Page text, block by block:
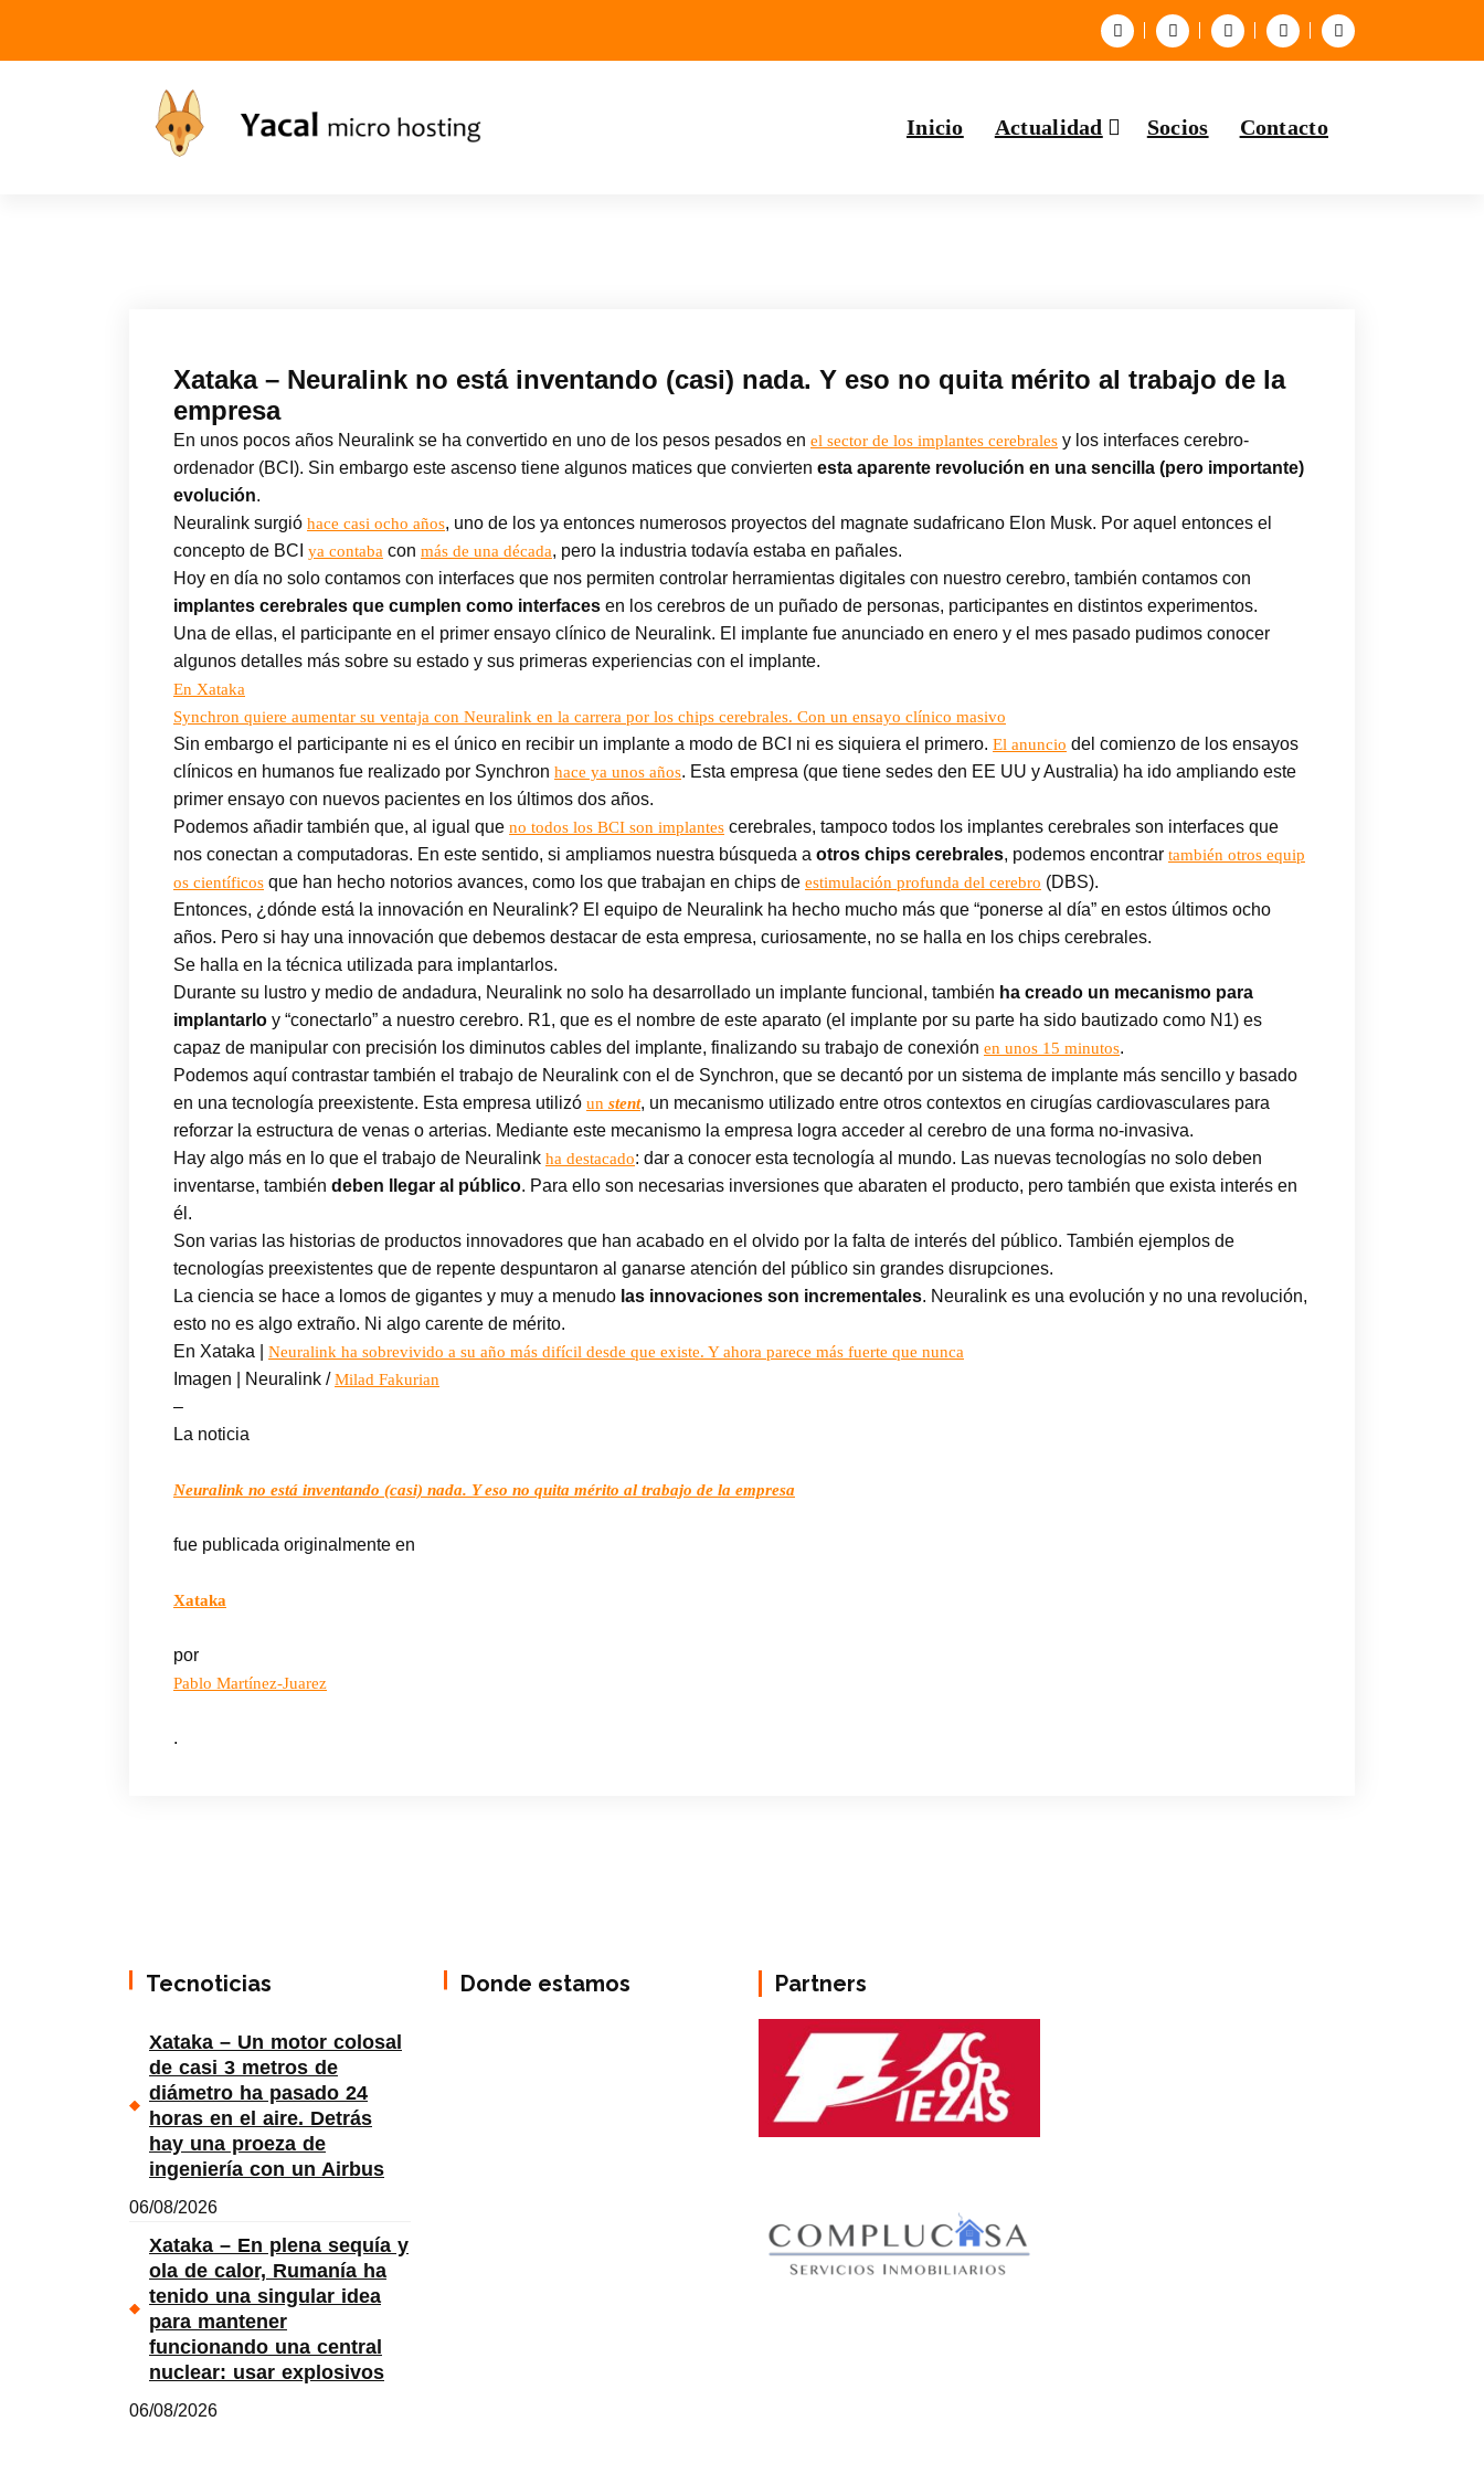
Inicio Actualidad Socios Contacto
Xataka – Neuralink no está inventando (casi) nada. Y eso no quita mérito al trabajo de la
empresa
En unos pocos años Neuralink se ha convertido en uno de los pesos pesados en el sector de los implantes cerebrales y los interfaces cerebro-
ordenador (BCI). Sin embargo este ascenso tiene algunos matices que convierten esta aparente revolución en una sencilla (pero importante)
evolución.
Neuralink surgió hace casi ocho años, uno de los ya entonces numerosos proyectos del magnate sudafricano Elon Musk. Por aquel entonces el
concepto de BCI ya contaba con más de una década, pero la industria todavía estaba en pañales.
Hoy en día no solo contamos con interfaces que nos permiten controlar herramientas digitales con nuestro cerebro, también contamos con
implantes cerebrales que cumplen como interfaces en los cerebros de un puñado de personas, participantes en distintos experimentos.
Una de ellas, el participante en el primer ensayo clínico de Neuralink. El implante fue anunciado en enero y el mes pasado pudimos conocer
algunos detalles más sobre su estado y sus primeras experiencias con el implante.
En Xataka
Synchron quiere aumentar su ventaja con Neuralink en la carrera por los chips cerebrales. Con un ensayo clínico masivo
Sin embargo el participante ni es el único en recibir un implante a modo de BCI ni es siquiera el primero. El anuncio del comienzo de los ensayos
clínicos en humanos fue realizado por Synchron hace ya unos años. Esta empresa (que tiene sedes den EE UU y Australia) ha ido ampliando este
primer ensayo con nuevos pacientes en los últimos dos años.
Podemos añadir también que, al igual que no todos los BCI son implantes cerebrales, tampoco todos los implantes cerebrales son interfaces que
nos conectan a computadoras. En este sentido, si ampliamos nuestra búsqueda a otros chips cerebrales, podemos encontrar también otros equip
os científicos que han hecho notorios avances, como los que trabajan en chips de estimulación profunda del cerebro (DBS).
Entonces, ¿dónde está la innovación en Neuralink? El equipo de Neuralink ha hecho mucho más que “ponerse al día” en estos últimos ocho
años. Pero si hay una innovación que debemos destacar de esta empresa, curiosamente, no se halla en los chips cerebrales.
Se halla en la técnica utilizada para implantarlos.
Durante su lustro y medio de andadura, Neuralink no solo ha desarrollado un implante funcional, también ha creado un mecanismo para
implantarlo y “conectarlo” a nuestro cerebro. R1, que es el nombre de este aparato (el implante por su parte ha sido bautizado como N1) es
capaz de manipular con precisión los diminutos cables del implante, finalizando su trabajo de conexión en unos 15 minutos.
Podemos aquí contrastar también el trabajo de Neuralink con el de Synchron, que se decantó por un sistema de implante más sencillo y basado
en una tecnología preexistente. Esta empresa utilizó un stent, un mecanismo utilizado entre otros contextos en cirugías cardiovasculares para
reforzar la estructura de venas o arterias. Mediante este mecanismo la empresa logra acceder al cerebro de una forma no-invasiva.
Hay algo más en lo que el trabajo de Neuralink ha destacado: dar a conocer esta tecnología al mundo. Las nuevas tecnologías no solo deben
inventarse, también deben llegar al público. Para ello son necesarias inversiones que abaraten el producto, pero también que exista interés en
él.
Son varias las historias de productos innovadores que han acabado en el olvido por la falta de interés del público. También ejemplos de
tecnologías preexistentes que de repente despuntaron al ganarse atención del público sin grandes disrupciones.
La ciencia se hace a lomos de gigantes y muy a menudo las innovaciones son incrementales. Neuralink es una evolución y no una revolución,
esto no es algo extraño. Ni algo carente de mérito.
En Xataka | Neuralink ha sobrevivido a su año más difícil desde que existe. Y ahora parece más fuerte que nunca
Imagen | Neuralink /Milad Fakurian
–
La noticia
Neuralink no está inventando (casi) nada. Y eso no quita mérito al trabajo de la empresa
fue publicada originalmente en
Xataka
por
Pablo Martínez-Juarez
.
Tecnoticias
Xataka – Un motor colosal
de casi 3 metros de
diámetro ha pasado 24
horas en el aire. Detrás
hay una proeza de
ingeniería con un Airbus
06/08/2026
Xataka – En plena sequía y
ola de calor, Rumanía ha
tenido una singular idea
para mantener
funcionando una central
nuclear: usar explosivos
06/08/2026
Donde estamos Partners